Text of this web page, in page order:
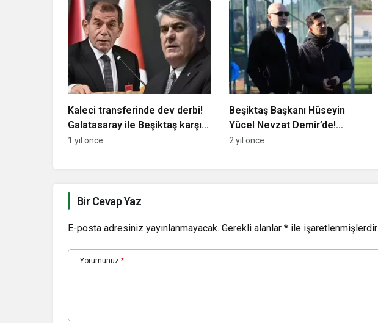
Kaleci transferinde dev derbi!
Galatasaray ile Beşiktaş karşı
karşıya
1 yıl önce
Beşiktaş Başkanı Hüseyin
Yücel Nevzat Demir’de!
Futbolcularla buluştu
2 yıl önce
Bir Cevap Yaz
E-posta adresiniz yayınlanmayacak. Gerekli alanlar * ile işaretlenmişlerdir
Yorumunuz *